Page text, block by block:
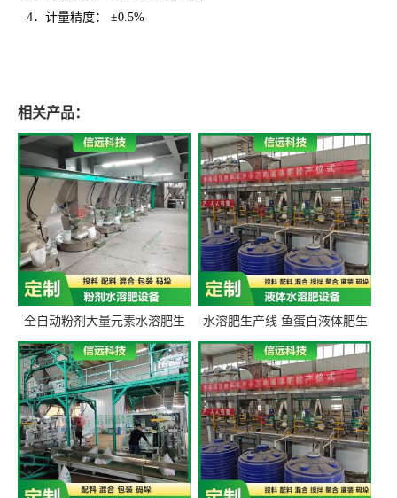
4．计量精度： ±0.5%
相关产品：
全自动粉剂大量元素水溶肥生
产设备 信远科技肥料生产设备
源头厂家
水溶肥生产线 鱼蛋白液体肥生
产设备 氨基酸液态肥全套设备